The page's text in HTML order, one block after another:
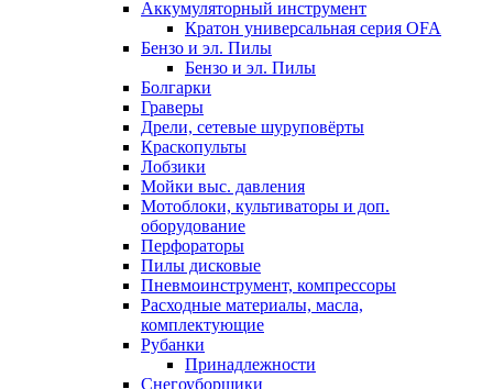
Аккумуляторный инструмент
Кратон универсальная серия OFA
Бензо и эл. Пилы
Бензо и эл. Пилы
Болгарки
Граверы
Дрели, сетевые шуруповёрты
Краскопульты
Лобзики
Мойки выс. давления
Мотоблоки, культиваторы и доп.
оборудование
Перфораторы
Пилы дисковые
Пневмоинструмент, компрессоры
Расходные материалы, масла,
комплектующие
Рубанки
Принадлежности
Снегоуборщики